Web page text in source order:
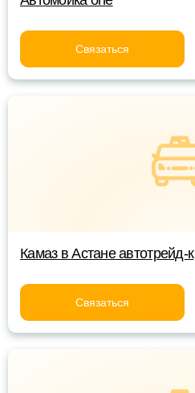
Связаться
Камаз в Астане автотрейд-к
Связаться